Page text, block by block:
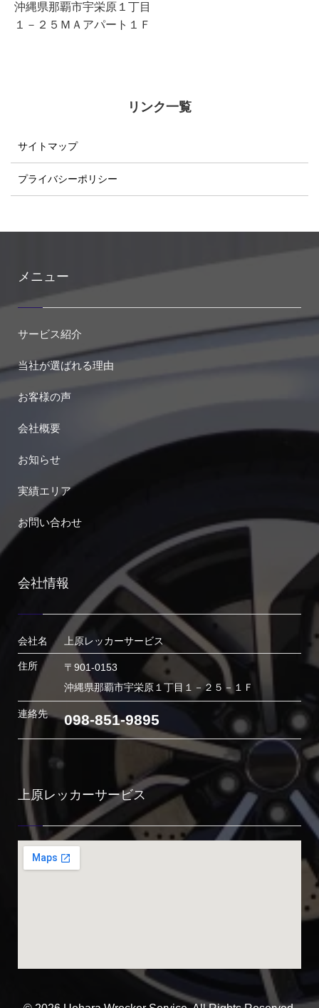
沖縄県那覇市宇栄原１丁目
１－２５ＭＡアパート１Ｆ
リンク一覧
サイトマップ
プライバシーポリシー
メニュー
サービス紹介
当社が選ばれる理由
お客様の声
会社概要
お知らせ
実績エリア
お問い合わせ
会社情報
会社名 上原レッカーサービス
住所
〒901-0153
沖縄県那覇市宇栄原１丁目１－２５－１Ｆ
連絡先 098-851-9895
上原レッカーサービス